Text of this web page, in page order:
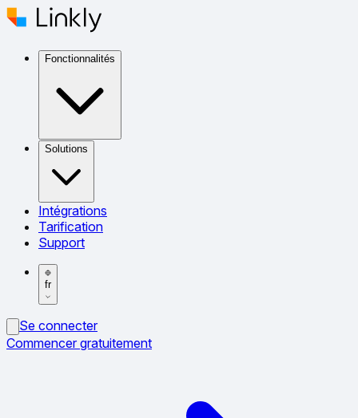
Fonctionnalités
Solutions
Intégrations
Tarification
Support
fr
Se connecter
Commencer gratuitement